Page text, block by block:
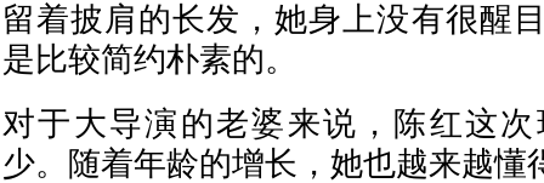
留着披肩的长发，她身上没有很醒
是比较简约朴素的。
对于大导演的老婆来说，陈红这
少。随着年龄的增长，她也越来越懂